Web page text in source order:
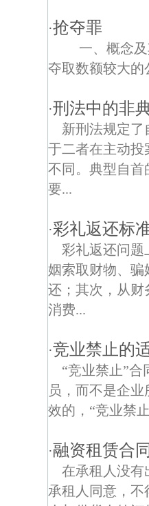
·抢夺罪
一、概念及
夺取数额较大
·刑法中的非
新刑法规定
于二者在主动投
不同。典型自首
要...
·彩礼返还标
彩礼返还问
姻索取财物、骗
还；其次，从财
消费...
·竞业禁止的
“竞业禁止”
员，而不是企
效的，“竞业禁
·融资租赁合
在承租人没有
承租人同意，